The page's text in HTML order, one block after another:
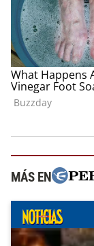
MÁS EN